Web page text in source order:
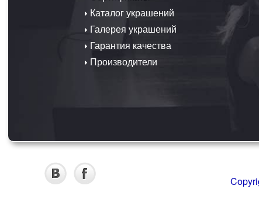
Каталог украшений
Галерея украшений
Гарантия качества
Производители